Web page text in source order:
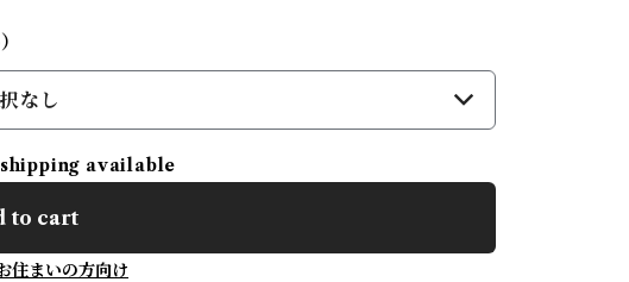
なし
available
to cart
住まいの方向け